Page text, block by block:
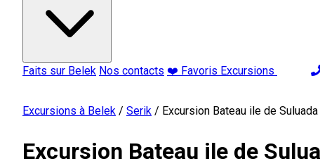
Faits sur Belek Nos contacts ❤️ Favoris Excursions
Excursions à Belek / Serik / Excursion Bateau ile de
Excursion Bateau ile de